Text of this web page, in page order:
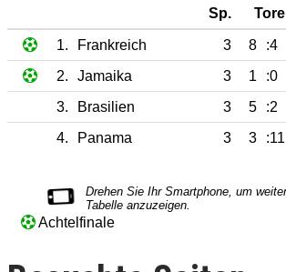
Sp. Tore
1. Frankreich 3 8 :4
2.
Jamaika 3 1 :0
3.
Brasilien 3 5 :2
4.
Panama 3 3 :11
Achtelfinale